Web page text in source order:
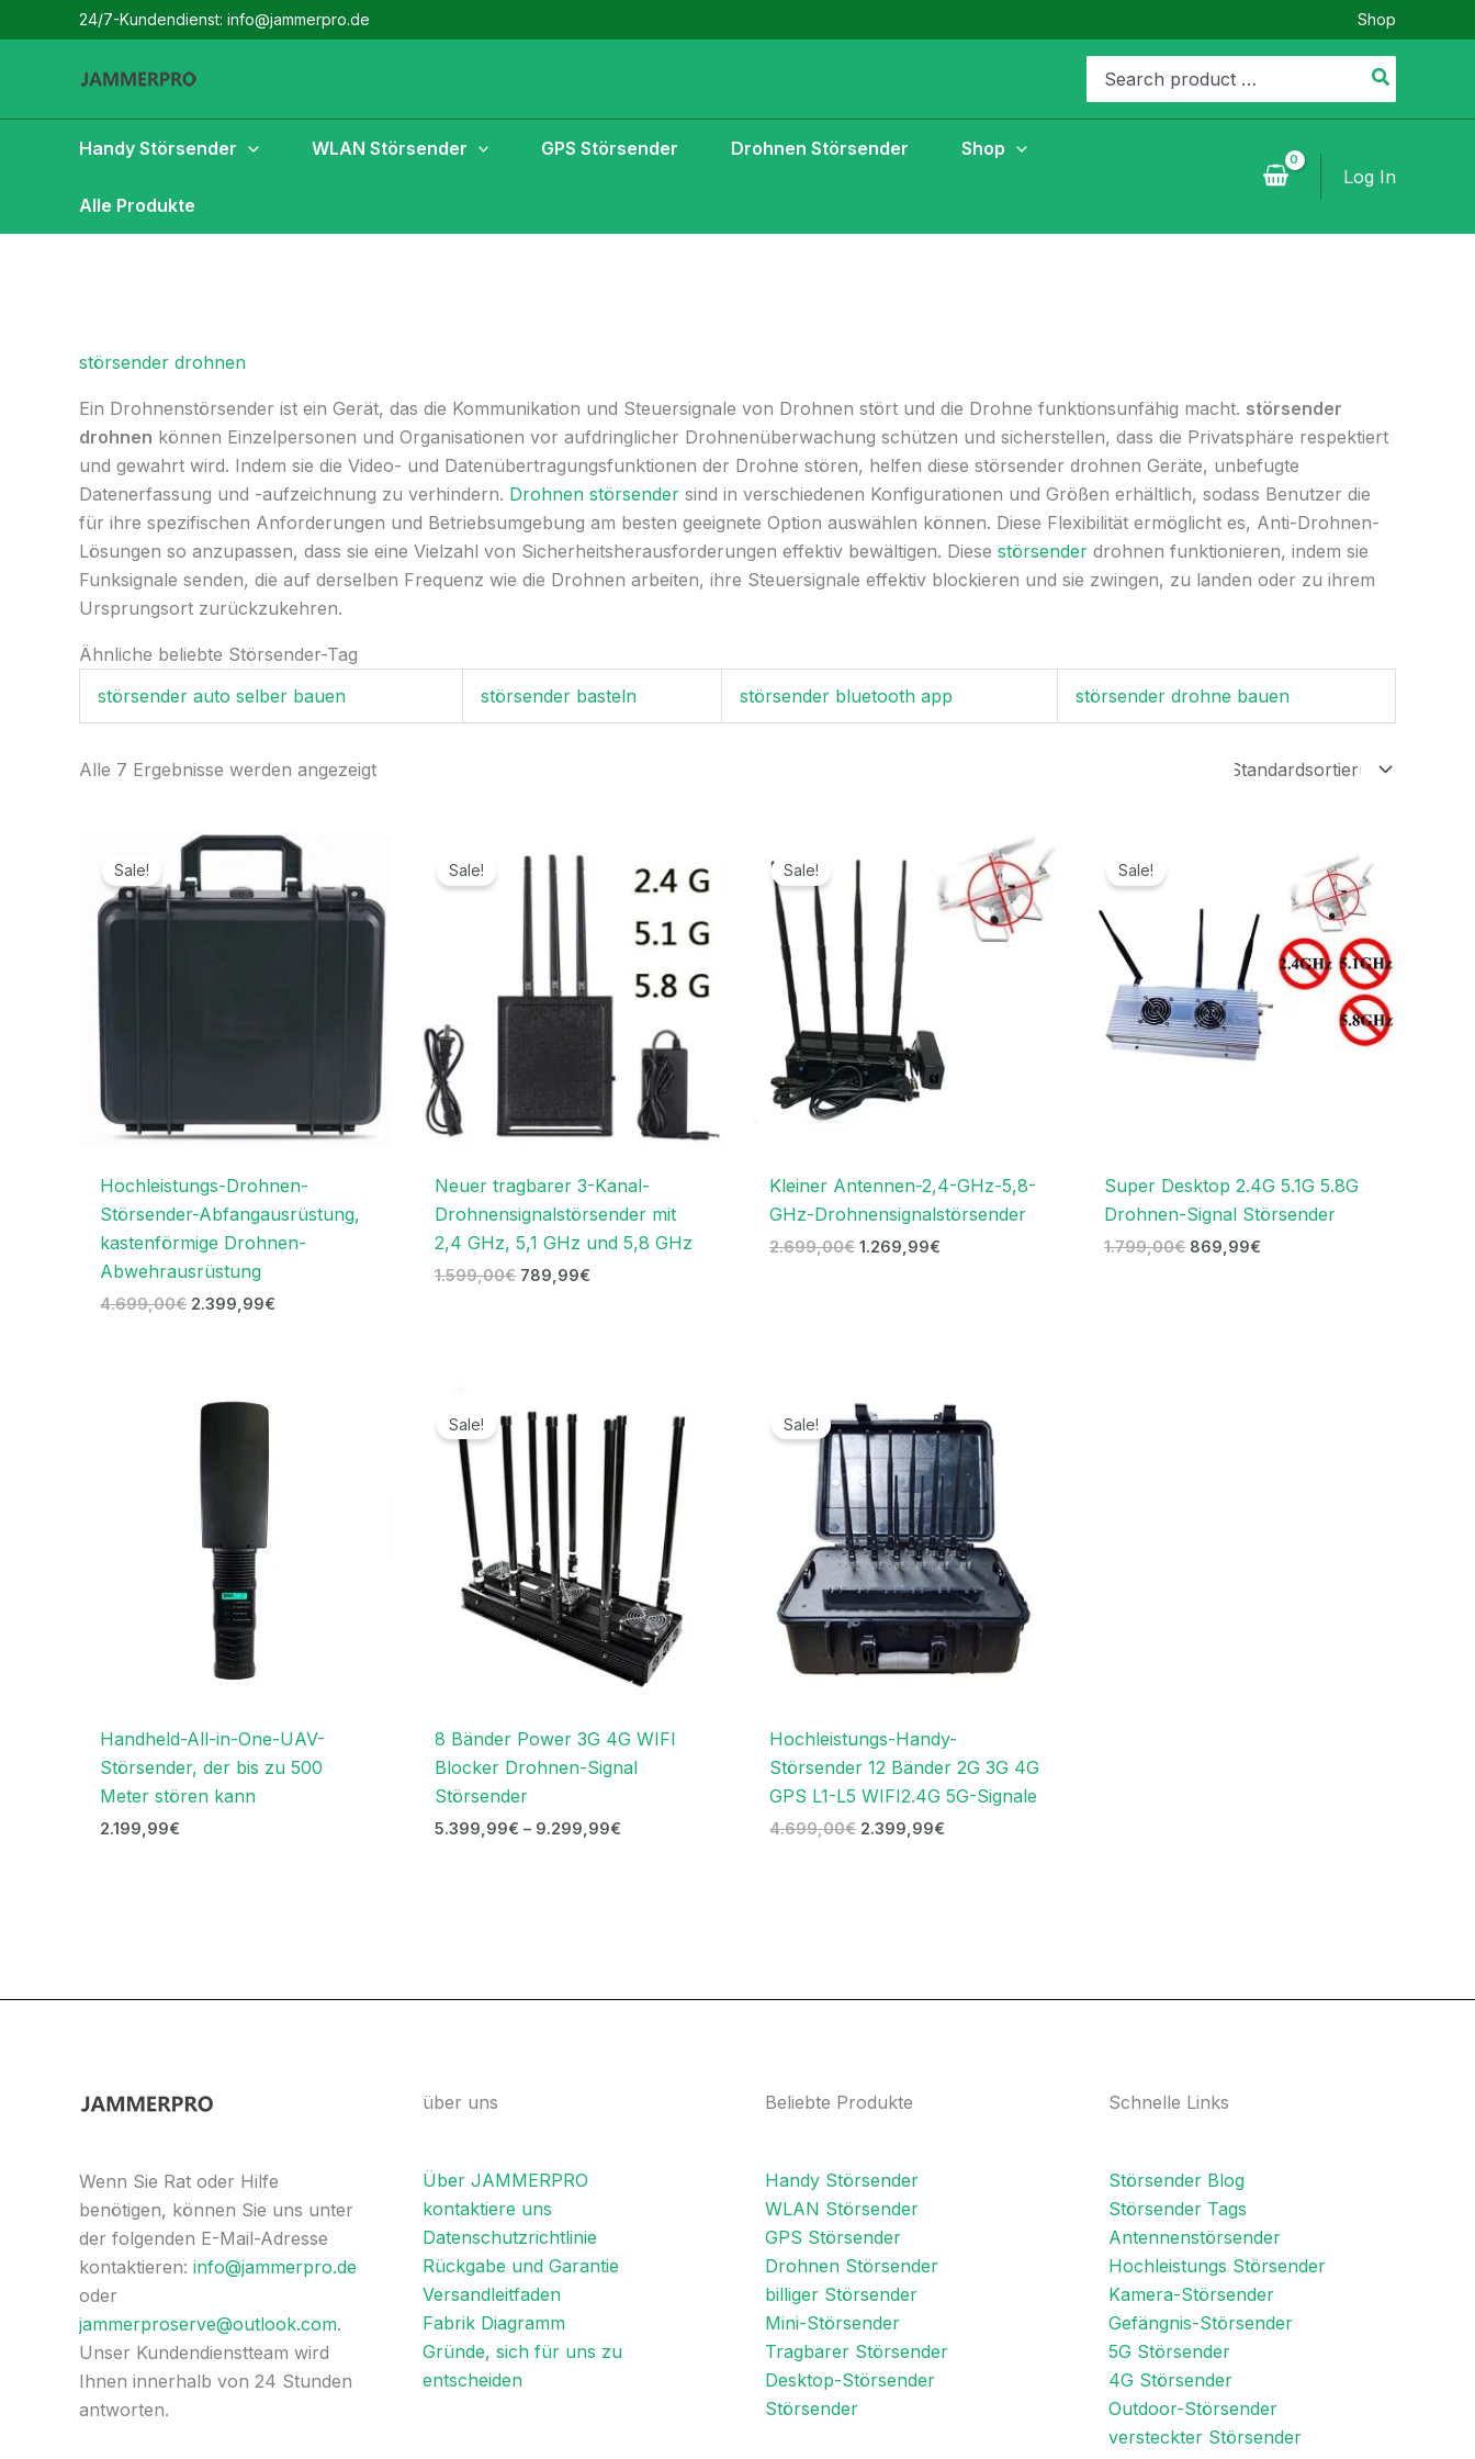
Inhalt
24/7-Kundendienst: info@jammerpro.de Shop
for:
Handy Störsender WLAN Störsender GPS Störsender Drohnen Störsender Shop
Alle Produkte
Log In
störsender drohnen
Ein Drohnenstörsender ist ein Gerät, das die Kommunikation und Steuersignale von Drohnen stört und die Drohne funktionsunfähig macht. störsender
drohnen können Einzelpersonen und Organisationen vor aufdringlicher Drohnenüberwachung schützen und sicherstellen, dass die Privatsphäre respektiert
und gewahrt wird. Indem sie die Video- und Datenübertragungsfunktionen der Drohne stören, helfen diese störsender drohnen Geräte, unbefugte
Datenerfassung und -aufzeichnung zu verhindern. Drohnen störsender sind in verschiedenen Konfigurationen und Größen erhältlich, sodass Benutzer die
für ihre spezifischen Anforderungen und Betriebsumgebung am besten geeignete Option auswählen können. Diese Flexibilität ermöglicht es, Anti-Drohnen-
Lösungen so anzupassen, dass sie eine Vielzahl von Sicherheitsherausforderungen effektiv bewältigen. Diese störsender drohnen funktionieren, indem sie
Funksignale senden, die auf derselben Frequenz wie die Drohnen arbeiten, ihre Steuersignale effektiv blockieren und sie zwingen, zu landen oder zu ihrem
Ursprungsort zurückzukehren.
Ähnliche beliebte Störsender-Tag
störsender auto selber bauen
störsender basteln störsender bluetooth app störsender drohne bauen
Alle 7 Ergebnisse werden angezeigt
Sale!
Hochleistungs-Drohnen-
Störsender-Abfangausrüstung,
kastenförmige Drohnen-
Abwehrausrüstung
4.699,00€
Ursprünglicher
Preis
war:
4.699,00€
2.399,99€
Aktueller
Preis
ist:
2.399,99€.
Sale!
Neuer tragbarer 3-Kanal-
Drohnensignalstörsender mit
2,4 GHz, 5,1 GHz und 5,8 GHz
1.599,00€
Preis
war:
1.599,00€
789,99€
Sale!
Kleiner Antennen-2,4-GHz-5,8-
GHz-Drohnensignalstörsender
2.699,00€
Preis
2.699,00€
1.269,99€
Aktueller
Preis
ist:
1.269,99€.
Sale!
Super Desktop 2.4G 5.1G 5.8G
Drohnen-Signal Störsender
1.799,00€ 869,99€
869,99€.
Handheld-All-in-One-UAV-
Störsender, der bis zu 500
Meter stören kann
2.199,99€
Sale!
8 Bänder Power 3G 4G WIFI
Blocker Drohnen-Signal
Störsender
5.399,99€ – 9.299,99€
5.399,99€
bis
9.299,99€
Sale!
Hochleistungs-Handy-
Störsender 12 Bänder 2G 3G 4G
GPS L1-L5 WIFI2.4G 5G-Signale
4.699,00€
Preis
war:
4.699,00€
2.399,99€
Preis
ist:
2.399,99€.
Wenn Sie Rat oder Hilfe
benötigen, können Sie uns unter
der folgenden E-Mail-Adresse
kontaktieren: info@jammerpro.de
oder
jammerproserve@outlook.com.
Unser Kundendienstteam wird
Ihnen innerhalb von 24 Stunden
antworten.
über uns
Über JAMMERPRO
kontaktiere uns
Datenschutzrichtlinie
Rückgabe und Garantie
Versandleitfaden
Fabrik Diagramm
Gründe, sich für uns zu
entscheiden
Beliebte Produkte
Handy Störsender
WLAN Störsender
GPS Störsender
Drohnen Störsender
billiger Störsender
Mini-Störsender
Tragbarer Störsender
Desktop-Störsender
Störsender
Schnelle Links
Störsender Blog
Störsender Tags
Antennenstörsender
Hochleistungs Störsender
Kamera-Störsender
Gefängnis-Störsender
5G Störsender
4G Störsender
Outdoor-Störsender
versteckter Störsender